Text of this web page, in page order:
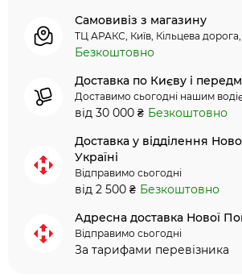
Самовивіз з магазину
ТЦ АРАКС, Київ, Кільцева дорога,
Безкоштовно
Доставка по Києву і
Доставимо сьогодні нашим
від 30 000 ₴ Безкоштовно
Доставка у відділення
Україні
Відправимо сьогодні
від 2 500 ₴ Безкоштовно
Адресна доставка Нової
Відправимо сьогодні
За тарифами перевізника